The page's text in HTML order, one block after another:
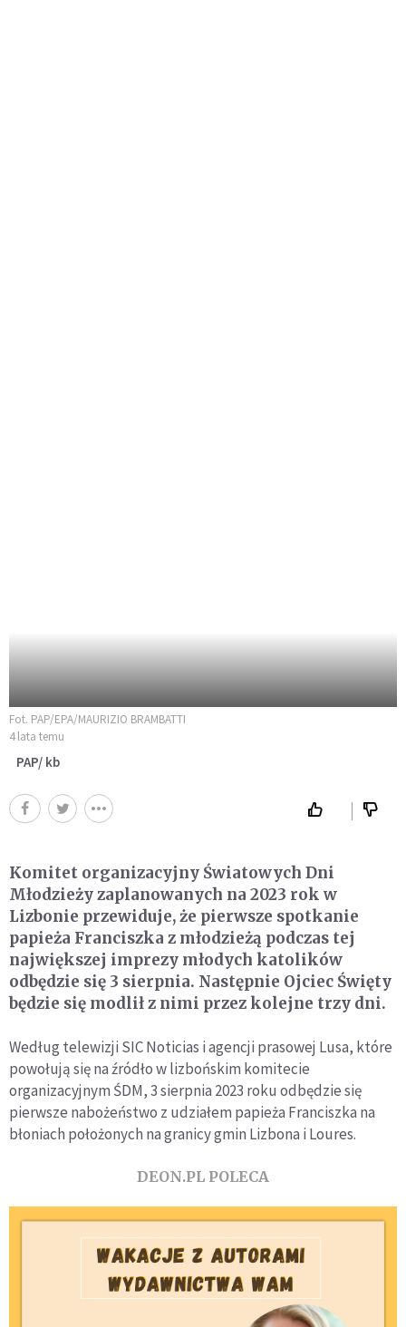
Fot. PAP/EPA/MAURIZIO BRAMBATTI
4 lata temu
PAP/ kb
Komitet organizacyjny Światowych Dni
Młodzieży zaplanowanych na 2023 rok w
Lizbonie przewiduje, że pierwsze spotkanie
papieża Franciszka z młodzieżą podczas tej
największej imprezy młodych katolików
odbędzie się 3 sierpnia. Następnie Ojciec Święty
będzie się modlił z nimi przez kolejne trzy dni.
Według telewizji SIC Noticias i agencji prasowej Lusa, które
powołują się na źródło w lizbońskim komitecie
organizacyjnym ŚDM, 3 sierpnia 2023 roku odbędzie się
pierwsze nabożeństwo z udziałem papieża Franciszka na
błoniach położonych na granicy gmin Lizbona i Loures.
DEON.PL POLECA